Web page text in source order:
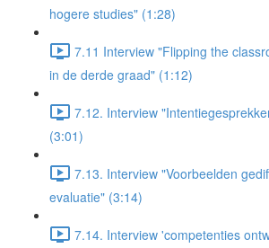
hogere studies" (1:28)
7.11 Interview "Flipping the
in de derde graad" (1:12)
7.12. Interview
(3:01)
7.13. Interview "Voorbeelden
evaluatie" (3:14)
7.14. Interview 'competenties